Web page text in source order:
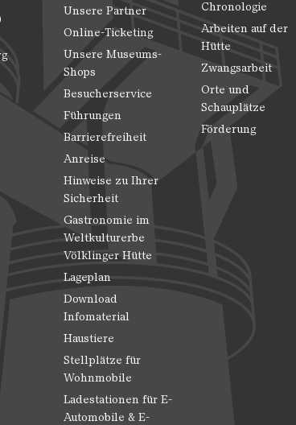
Unsere Partner
Online-Ticketing
Unsere Museums-
Shops
Besucherservice
Führungen
Barrierefreiheit
Anreise
Hinweise zu Ihrer
Sicherheit
Gastronomie im
Weltkulturerbe
Völklinger Hütte
Lageplan
Download
Infomaterial
Haustiere
Stellplätze für
Wohnmobile
Ladestationen für E-
Automobile & E-
Chronologie
Arbeiten auf der
Hütte
Zwangsarbeit
Orte und
Schauplätze
Förderung